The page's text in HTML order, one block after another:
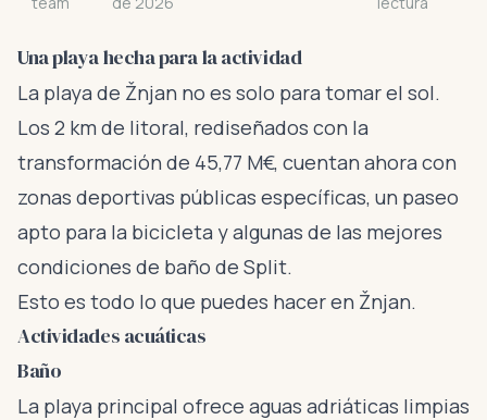
Una playa hecha para la actividad
La playa de Žnjan no es solo para tomar el sol.
Los 2 km de litoral, rediseñados con la
transformación de 45,77 M€, cuentan ahora con
zonas deportivas públicas específicas, un paseo
apto para la bicicleta y algunas de las mejores
condiciones de baño de Split.
Esto es todo lo que puedes hacer en Žnjan.
Actividades acuáticas
Baño
La playa principal ofrece aguas adriáticas limpias